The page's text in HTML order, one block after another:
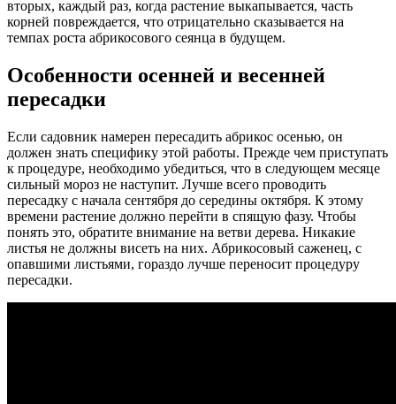
вторых, каждый раз, когда растение выкапывается, часть
корней повреждается, что отрицательно сказывается на
темпах роста абрикосового сеянца в будущем.
Особенности осенней и весенней
пересадки
Если садовник намерен пересадить абрикос осенью, он
должен знать специфику этой работы. Прежде чем приступать
к процедуре, необходимо убедиться, что в следующем месяце
сильный мороз не наступит. Лучше всего проводить
пересадку с начала сентября до середины октября. К этому
времени растение должно перейти в спящую фазу. Чтобы
понять это, обратите внимание на ветви дерева. Никакие
листья не должны висеть на них. Абрикосовый саженец, с
опавшими листьями, гораздо лучше переносит процедуру
пересадки.